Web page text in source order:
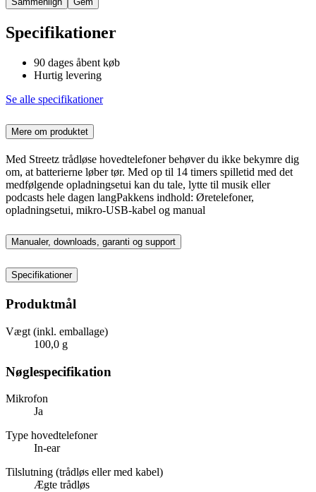
Specifikationer
90 dages åbent køb
Hurtig levering
Se alle specifikationer
Mere om produktet
Med Streetz trådløse hovedtelefoner behøver du ikke bekymre dig
om, at batterierne løber tør. Med op til 14 timers spilletid med det
medfølgende opladningsetui kan du tale, lytte til musik eller
podcasts hele dagen langPakkens indhold: Øretelefoner,
opladningsetui, mikro-USB-kabel og manual
Manualer, downloads, garanti og support
Specifikationer
Produktmål
Vægt (inkl. emballage)
100,0 g
Nøglespecifikation
Mikrofon
Ja
Type hovedtelefoner
In-ear
Tilslutning (trådløs eller med kabel)
Ægte trådløs